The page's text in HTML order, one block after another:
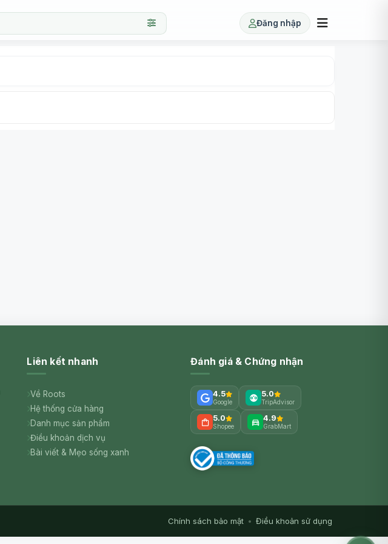
Đăng nhập
Liên kết nhanh
Về Roots
Hệ thống cửa hàng
Danh mục sản phẩm
Điều khoản dịch vụ
Bài viết & Mẹo sống xanh
Đánh giá & Chứng nhận
4.5
Google
5.0
TripAdvisor
5.0
Shopee
4.9
GrabMart
Chính sách bảo mật • Điều khoản sử dụng